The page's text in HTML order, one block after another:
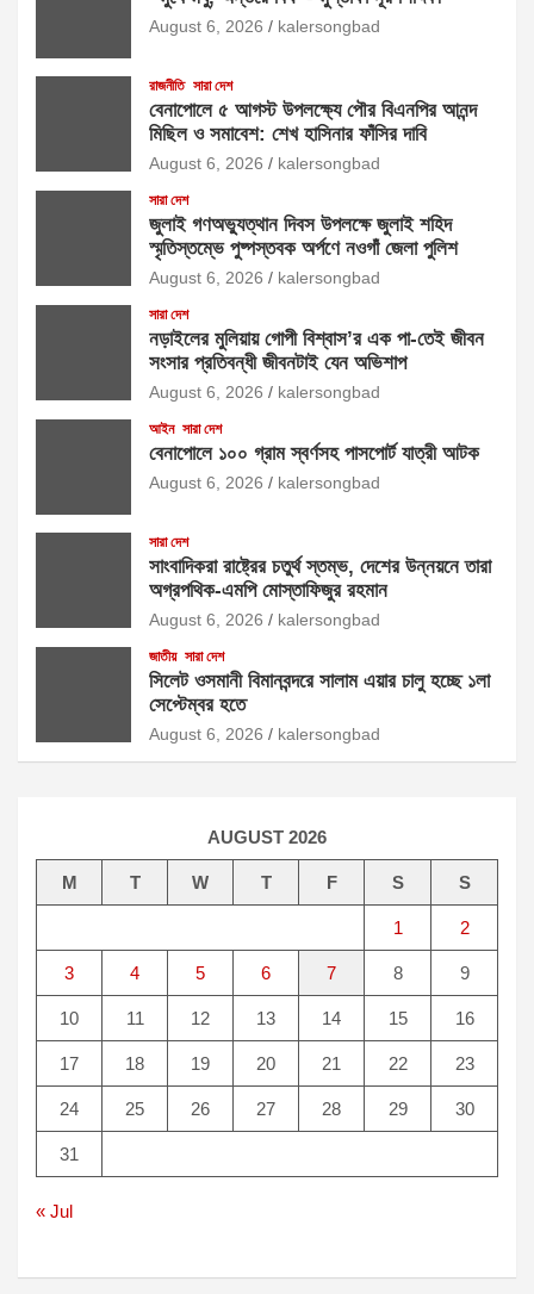
August 6, 2026 kalersongbad
রাজনীতি সারা দেশ
বেনাপোলে ৫ আগস্ট উপলক্ষ্যে পৌর বিএনপির আনন্দ
মিছিল ও সমাবেশ: শেখ হাসিনার ফাঁসির দাবি
August 6, 2026 kalersongbad
সারা দেশ
জুলাই গণঅভ্যুত্থান দিবস উপলক্ষে জুলাই শহিদ
স্মৃতিস্তম্ভে পুষ্পস্তবক অর্পণে নওগাঁ জেলা পুলিশ
August 6, 2026 kalersongbad
সারা দেশ
নড়াইলের মুলিয়ায় গোপী বিশ্বাস’র এক পা-তেই জীবন
সংসার প্রতিবন্ধী জীবনটাই যেন অভিশাপ
August 6, 2026 kalersongbad
আইন সারা দেশ
বেনাপোলে ১০০ গ্রাম স্বর্ণসহ পাসপোর্ট যাত্রী আটক
August 6, 2026 kalersongbad
সারা দেশ
সাংবাদিকরা রাষ্ট্রের চতুর্থ স্তম্ভ, দেশের উন্নয়নে তারা
অগ্রপথিক-এমপি মোস্তাফিজুর রহমান
August 6, 2026 kalersongbad
জাতীয় সারা দেশ
সিলেট ওসমানী বিমানবন্দরে সালাম এয়ার চালু হচ্ছে ১লা
সেপ্টেম্বর হতে
August 6, 2026 kalersongbad
AUGUST 2026
M T W T F S S
1 2
3 4 5 6 7 8 9
10 11 12 13 14 15 16
17 18 19 20 21 22 23
24 25 26 27 28 29 30
31
« Jul